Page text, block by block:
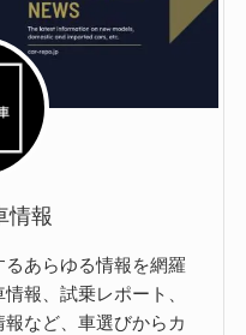
情報
あらゆる情報を網羅
報、試乗レポート、
など、車選びからカ